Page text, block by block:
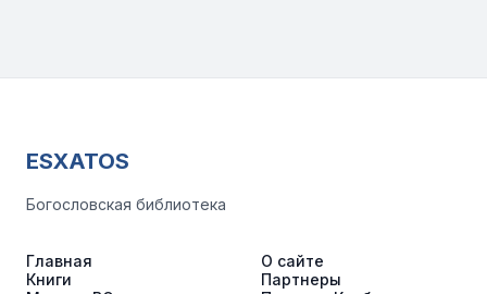
ESXATOS
Богословская библиотека
Главная
Книги
О сайте
Партнеры